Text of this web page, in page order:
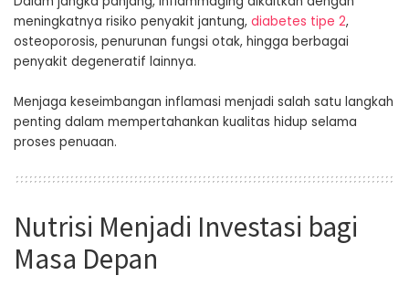
meningkatnya risiko penyakit jantung, diabetes tipe 2,
osteoporosis, penurunan fungsi otak, hingga berbagai
penyakit degeneratif lainnya.
Menjaga keseimbangan inflamasi menjadi salah satu langkah
penting dalam mempertahankan kualitas hidup selama
proses penuaan.
Nutrisi Menjadi Investasi bagi
Masa Depan